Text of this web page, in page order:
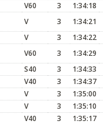
V60 3 1:34:18
V 3 1:34:21
V 3 1:34:22
V60 3 1:34:29
S40 3 1:34:33
V40 3 1:34:37
V 3 1:35:00
V 3 1:35:10
V40 3 1:35:17